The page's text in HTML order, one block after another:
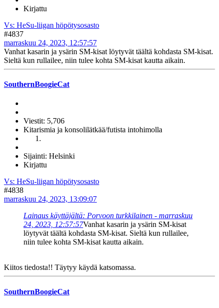
Kirjattu
Vs: HeSu-liigan höpötysosasto
#4837
marraskuu 24, 2023, 12:57:57
Vanhat kasarin ja ysärin SM-kisat löytyvät täältä kohdasta SM-kisat.
Sieltä kun rullailee, niin tulee kohta SM-kisat kautta aikain.
SouthernBoogieCat
Viestit: 5,706
Kitarismia ja konsolilätkää/futista intohimolla
Sijainti: Helsinki
Kirjattu
Vs: HeSu-liigan höpötysosasto
#4838
marraskuu 24, 2023, 13:09:07
Lainaus käyttäjältä: Porvoon turkkilainen - marraskuu
24, 2023, 12:57:57Vanhat kasarin ja ysärin SM-kisat
löytyvät täältä kohdasta SM-kisat. Sieltä kun rullailee,
niin tulee kohta SM-kisat kautta aikain.
Kiitos tiedosta!! Täytyy käydä katsomassa.
SouthernBoogieCat